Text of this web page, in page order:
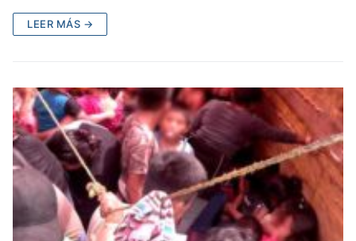
LEER MÁS →